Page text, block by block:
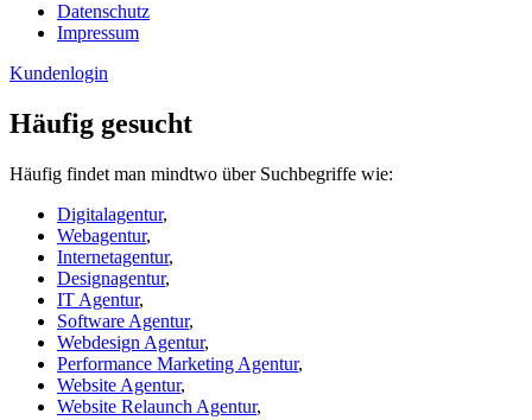
Datenschutz
Impressum
Kundenlogin
Häufig gesucht
Häufig findet man mindtwo über Suchbegriffe wie:
Digitalagentur,
Webagentur,
Internetagentur,
Designagentur,
IT Agentur,
Software Agentur,
Webdesign Agentur,
Performance Marketing Agentur,
Website Agentur,
Website Relaunch Agentur,